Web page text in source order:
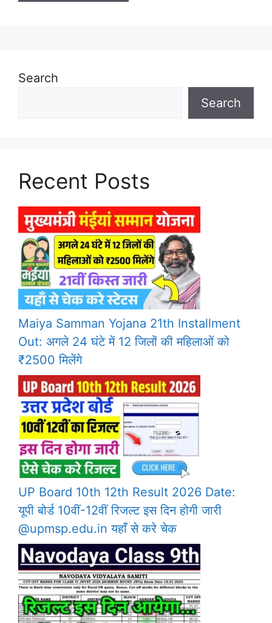
Search
Search
Recent Posts
Maiya Samman Yojana 21th Installment
Out: अगले 24 घंटे में 12 जिलों की महिलाओं को
₹2500 मिलेंगे
UP Board 10th 12th Result 2026 Date:
यूपी बोर्ड 10वीं-12वीं रिजल्ट इस दिन होगी जारी
@upmsp.edu.in यहाँ से करे चेक